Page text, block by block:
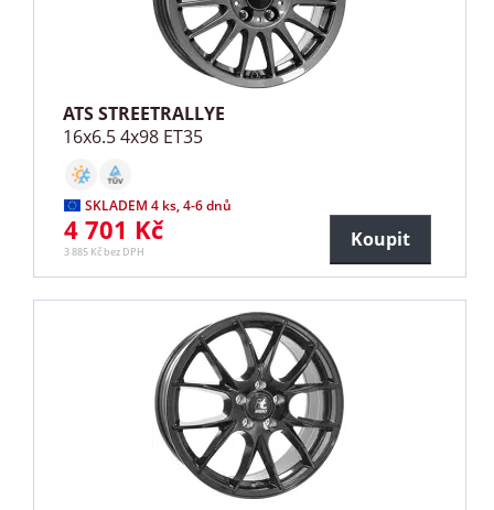
ATS STREETRALLYE
16x6.5 4x98 ET35
SKLADEM 4 ks, 4-6 dnů
4 701 Kč
3 885 Kč bez DPH
Koupit